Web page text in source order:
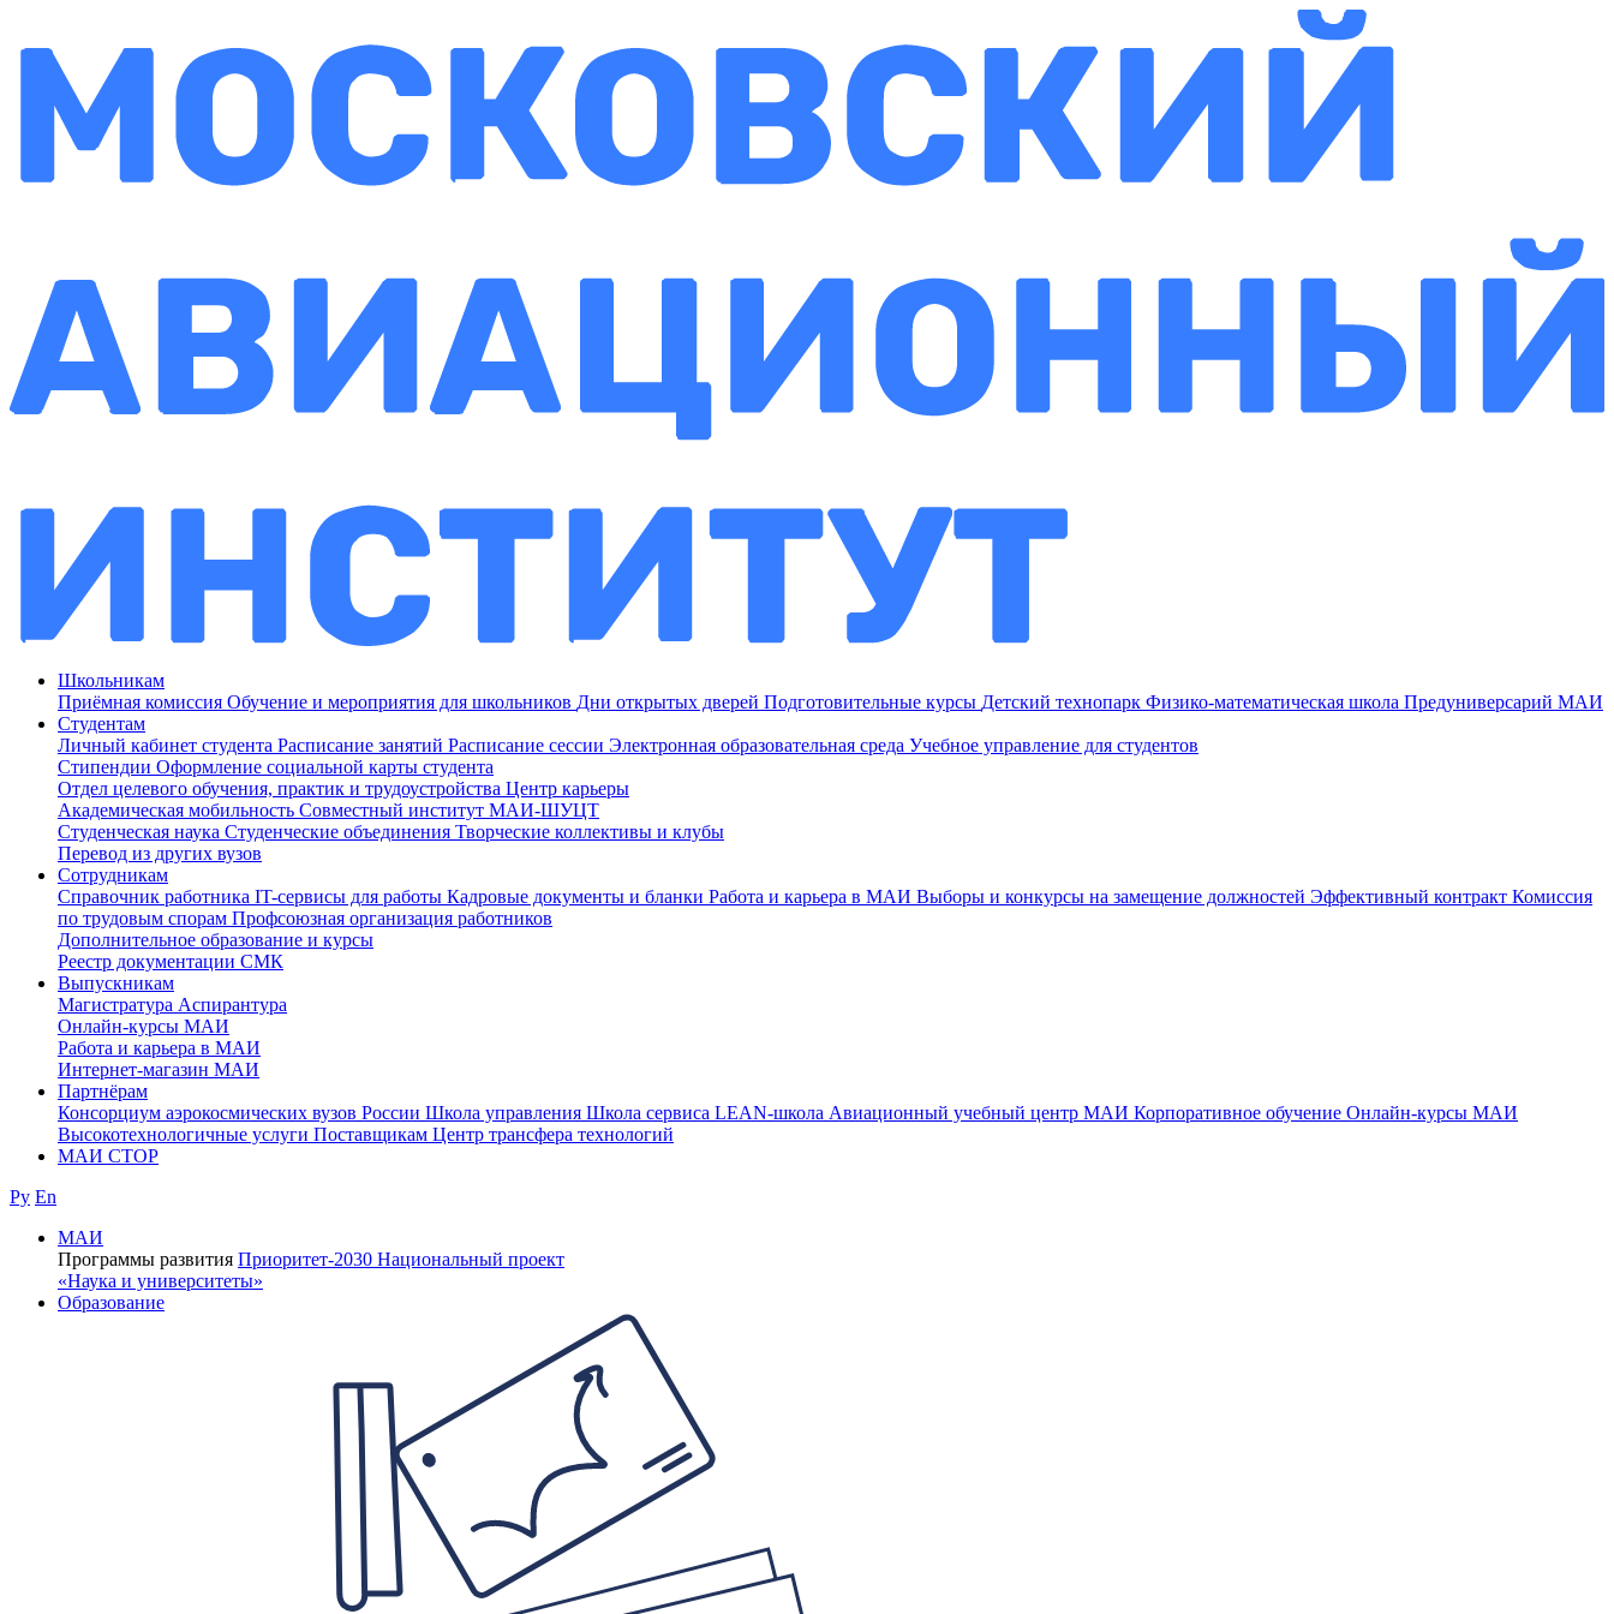
Школьникам
Приёмная комиссия Обучение и мероприятия для школьников Дни открытых дверей Подготовительные курсы Детский технопарк Физико-математическая школа Предуниверсарий МАИ
Студентам
Личный кабинет студента Расписание занятий Расписание сессии Электронная образовательная среда Учебное управление для студентов
Стипендии Оформление социальной карты студента
Отдел целевого обучения, практик и трудоустройства Центр карьеры
Академическая мобильность Совместный институт МАИ-ШУЦТ
Студенческая наука Студенческие объединения Творческие коллективы и клубы
Перевод из других вузов
Сотрудникам
Cправочник работника IT-сервисы для работы Кадровые документы и бланки Работа и карьера в МАИ Выборы и конкурсы на замещение должностей Эффективный контракт Комиссия
по трудовым спорам Профсоюзная организация работников
Дополнительное образование и курсы
Реестр документации СМК
Выпускникам
Магистратура Аспирантура
Онлайн-курсы МАИ
Работа и карьера в МАИ
Интернет-магазин МАИ
Партнёрам
Консорциум аэрокосмических вузов России Школа управления Школа сервиса LEAN-школа Авиационный учебный центр МАИ Корпоративное обучение Онлайн-курсы МАИ
Высокотехнологичные услуги Поставщикам Центр трансфера технологий
МАИ СТОР
Ру En
МАИ
Программы развития Приоритет-2030 Национальный проект
«Наука и университеты»
Образование